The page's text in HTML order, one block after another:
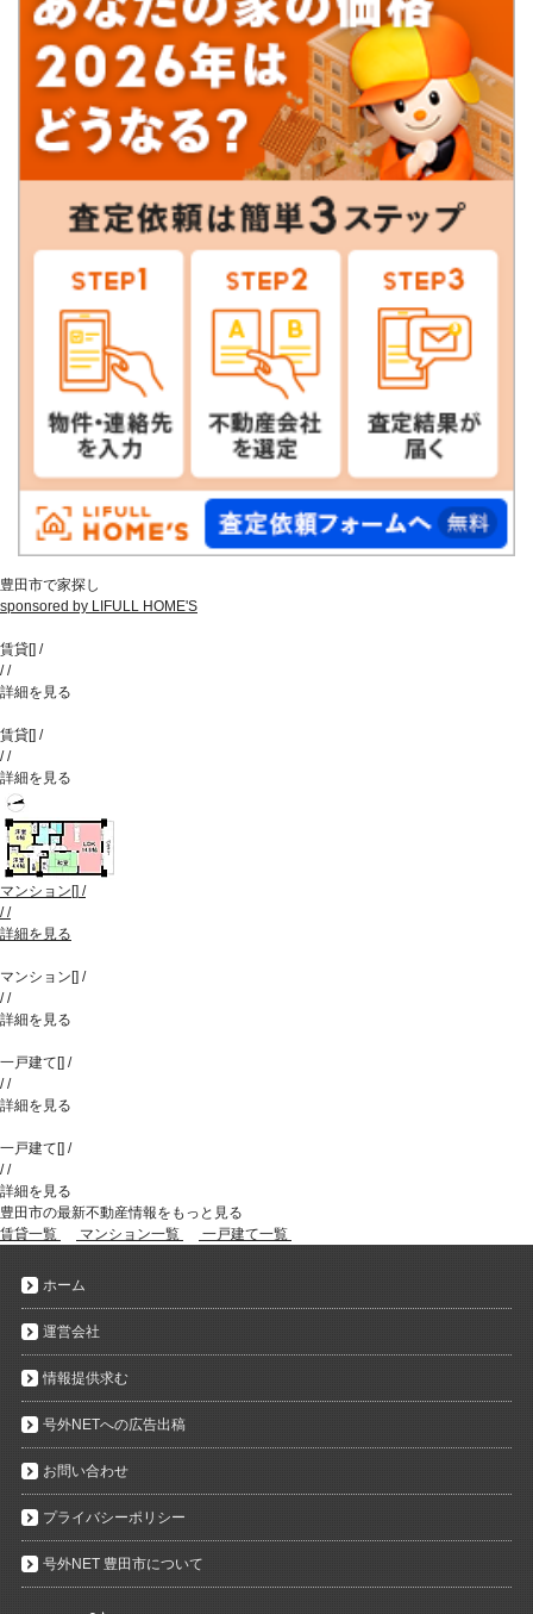
豊田市で家探し
sponsored by LIFULL HOME'S
賃貸[] /
//
詳細を見る
賃貸[] /
//
詳細を見る
マンション [] /
//
詳細を見る
マンション [] /
//
詳細を見る
一戸建て [] /
//
詳細を見る
一戸建て [] /
//
詳細を見る
豊田市の最新不動産情報をもっと見る
賃貸一覧
マンション一覧 一戸建て一覧
ホーム
運営会社
情報提供求む
号外NETへの広告出稿
お問い合わせ
プライバシーポリシー
号外NET 豊田市について